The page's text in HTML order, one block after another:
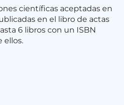
científicas aceptadas en
en el libro de actas
6 libros con un ISBN
ellos.